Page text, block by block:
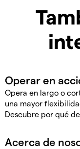
Opera en largo o
una mayor
Descubre por qué